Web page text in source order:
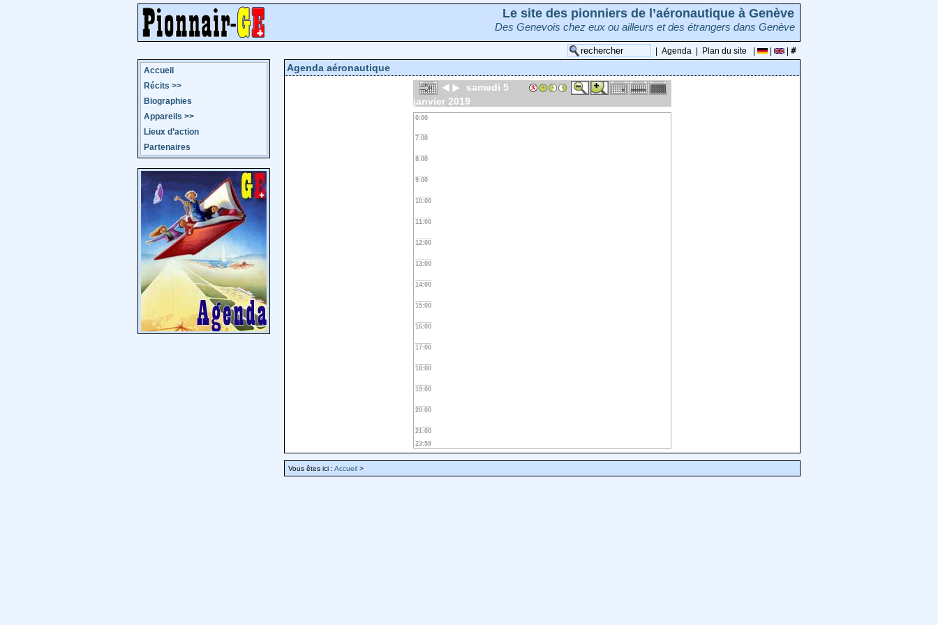
Le site des pionniers de l’aéronautique à Genève
Des Genevois chez eux ou ailleurs et des étrangers dans Genève
Agenda Plan du site
Accueil
Récits >>
Biographies
Appareils >>
Lieux d’action
Partenaires
Agenda aéronautique
samedi 5
janvier 2019
0:00
7:00
8:00
9:00
10:00
11:00
12:00
13:00
14:00
15:00
16:00
17:00
18:00
19:00
20:00
21:00
23:59
Vous êtes ici : Accueil >